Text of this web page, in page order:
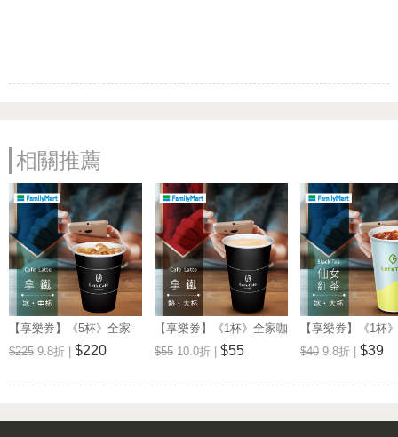
相關推薦
【享樂券】《5杯》全家
Let's Café-冰拿鐵(中杯)
$225 9.8折 | $220
【享樂券】《1杯》全家咖
啡Let's Café-熱拿鐵(大杯)
$55 10.0折 | $55
【享樂券】《1杯
品茶Let's Tea-冰
(大杯)
$40 9.8折 | $39